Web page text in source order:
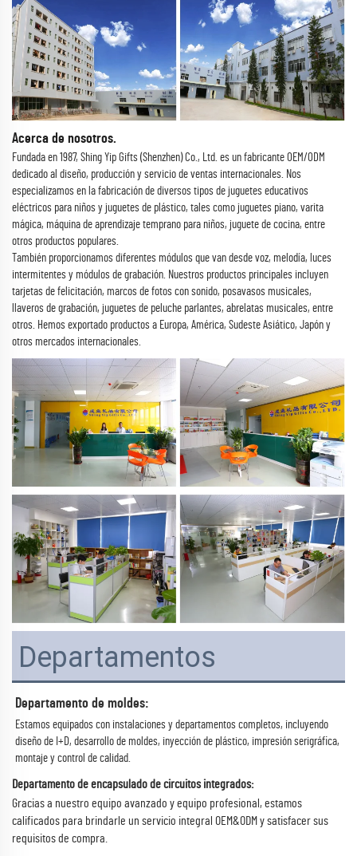
Acerca de nosotros.
Fundada en 1987, Shing Yip Gifts (Shenzhen) Co., Ltd. es un fabricante OEM/ODM
dedicado al diseño, producción y servicio de ventas internacionales. Nos
especializamos en la fabricación de diversos tipos de juguetes educativos
eléctricos para niños y juguetes de plástico, tales como juguetes piano, varita
mágica, máquina de aprendizaje temprano para niños, juguete de cocina, entre
otros productos populares.
También proporcionamos diferentes módulos que van desde voz, melodía, luces
intermitentes y módulos de grabación. Nuestros productos principales incluyen
tarjetas de felicitación, marcos de fotos con sonido, posavasos musicales,
llaveros de grabación, juguetes de peluche parlantes, abrelatas musicales, entre
otros. Hemos exportado productos a Europa, América, Sudeste Asiático, Japón y
otros mercados internacionales.
Departamentos
Departamento de moldes:
Estamos equipados con instalaciones y departamentos completos, incluyendo
diseño de I+D, desarrollo de moldes, inyección de plástico, impresión serigráfica,
montaje y control de calidad.
Departamento de encapsulado de circuitos integrados:
Gracias a nuestro equipo avanzado y equipo profesional, estamos
calificados para brindarle un servicio integral OEM&ODM y satisfacer sus
requisitos de compra.